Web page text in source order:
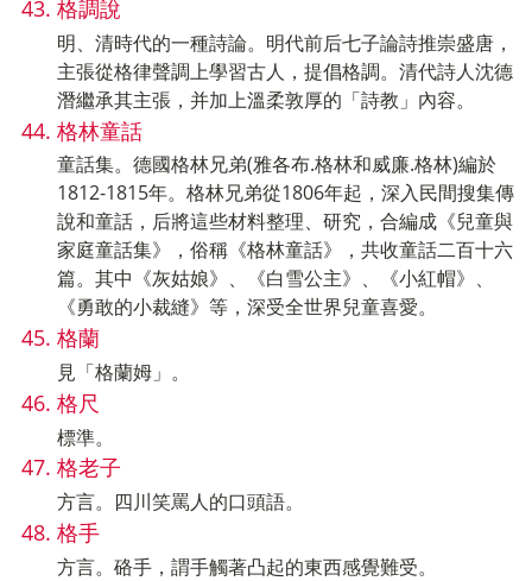
格調說
明、清時代的一種詩論。明代前后七子論詩推崇盛唐，
主張從格律聲調上學習古人，提倡格調。清代詩人沈德
潛繼承其主張，并加上溫柔敦厚的「詩教」內容。
格林童話
童話集。德國格林兄弟(雅各布.格林和威廉.格林)編於
1812-1815年。格林兄弟從1806年起，深入民間搜集傳
說和童話，后將這些材料整理、研究，合編成《兒童與
家庭童話集》，俗稱《格林童話》，共收童話二百十六
篇。其中《灰姑娘》、《白雪公主》、《小紅帽》、
《勇敢的小裁縫》等，深受全世界兒童喜愛。
格蘭
見「格蘭姆」。
格尺
標準。
格老子
方言。四川笑罵人的口頭語。
格手
方言。硌手，謂手觸著凸起的東西感覺難受。